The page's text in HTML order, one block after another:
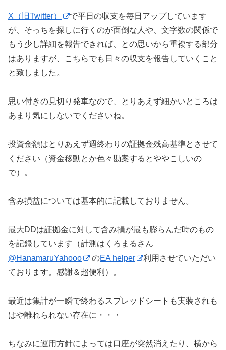
X（旧Twitter）
で平日の収支を毎日アップしています
が、そっちを探しに行くのが面倒な人や、文字数の関係で
もう少し詳細を報告できれば、との思いから重複する部分
はありますが、こちらでも日々の収支を報告していくこと
と致しました。
思い付きの見切り発車なので、とりあえず細かいところは
あまり気にしないでくださいね。
投資金額はとりあえず週終わりの証拠金残高基準とさせて
ください（資金移動とか色々勘案するとややこしいの
で）。
含み損益については基本的に記載しておりません。
最大DDは証拠金に対して含み損が最も膨らんだ時のもの
を記録しています（計測はくろまるさん
@HanamaruYahooo
のEA helper
利用させていただい
ております。感謝＆超便利）。
最近は集計が一瞬で終わるスプレッドシートも実装されも
はや離れられない存在に・・・
ちなみに運用方針によっては口座が突然消えたり、横から